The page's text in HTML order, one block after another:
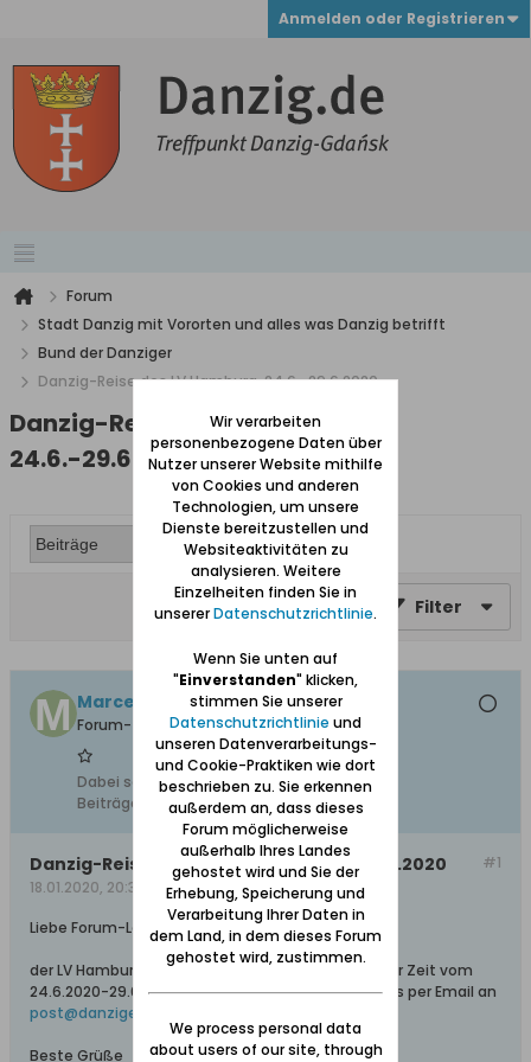
Anmelden oder Registrieren
Forum
Stadt Danzig mit Vororten und alles was Danzig betrifft
Bund der Danziger
Danzig-Reise des LV Hamburg, 24.6.-29.6.2020
Danzig-Reise des LV Hamburg,
24.6.-29.6.2020
Filter
MarcelKr
Forum-Teilnehmer
Dabei seit:
23.08.2012
Beiträge:
428
#1
Danzig-Reise des LV Hamburg, 24.6.-29.6.2020
18.01.2020, 20:31
Liebe Forum-Leser,
der LV Hamburg plant eine Reise nach Danzig in der Zeit vom
24.6.2020-29.6.2020 durchzuführen. Details gibt es per Email an
post@danziger.info
Beste Grüße
Wir verarbeiten
personenbezogene Daten über
Nutzer unserer Website mithilfe
von Cookies und anderen
Technologien, um unsere
Dienste bereitzustellen und
Websiteaktivitäten zu
analysieren. Weitere
Einzelheiten finden Sie in
unsererDatenschutzrichtlinie.
Wenn Sie unten auf
"Einverstanden" klicken,
stimmen Sie unserer
Datenschutzrichtlinie und
unseren Datenverarbeitungs-
und Cookie-Praktiken wie dort
beschrieben zu. Sie erkennen
außerdem an, dass dieses
Forum möglicherweise
außerhalb Ihres Landes
gehostet wird und Sie der
Erhebung, Speicherung und
Verarbeitung Ihrer Daten in
dem Land, in dem dieses Forum
gehostet wird, zustimmen.
We process personal data
about users of our site, through